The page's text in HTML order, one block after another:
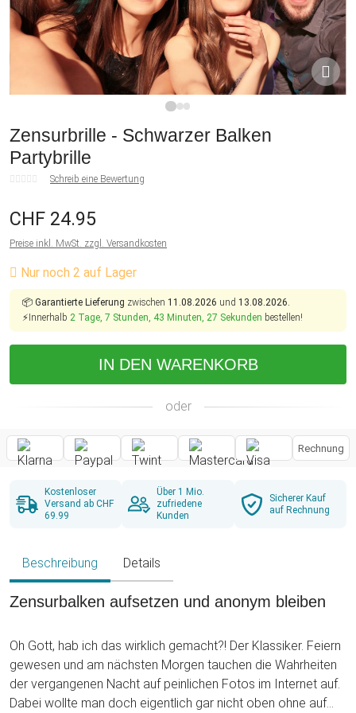
Zensurbrille - Schwarzer Balken
Partybrille
Schreib eine Bewertung
CHF 24.95
Preise inkl. MwSt. zzgl. Versandkosten
Nur noch 2 auf Lager
📦 Garantierte Lieferung zwischen 11.08.2026 und 13.08.2026.
⚡Innerhalb 2 Tage, 7 Stunden, 43 Minuten, 27 Sekunden bestellen!
IN DEN WARENKORB
oder
Rechnung
Kostenloser
Versand ab CHF
69.99
Über 1 Mio.
zufriedene
Kunden
Sicherer Kauf
auf Rechnung
Beschreibung Details
Zensurbalken aufsetzen und anonym bleiben
Oh Gott, hab ich das wirklich gemacht?! Der Klassiker. Feiern
gewesen und am nächsten Morgen tauchen die Wahrheiten
der vergangenen Nacht auf peinlichen Fotos im Internet auf.
Dabei wollte man doch eigentlich gar nicht oben ohne auf